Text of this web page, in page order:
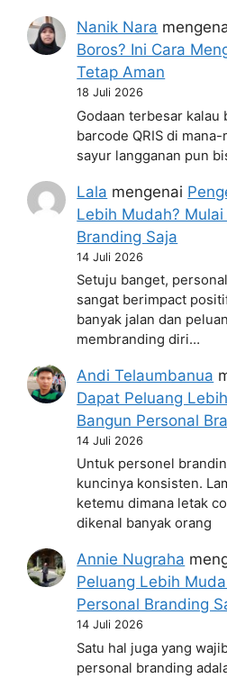
Nanik Nara
Boros? Ini Cara
Tetap Aman
18 Juli 2026
Godaan terbesar kalau
barcode QRIS di
sayur langganan pun
Lala mengenai
Lebih Mudah?
Branding Saja
14 Juli 2026
Setuju banget,
sangat berimpact
banyak jalan dan
membranding diri…
Andi Telaumbanua
Dapat Peluang
Bangun Personal
14 Juli 2026
Untuk personel
kuncinya konsisten.
ketemu dimana letak
dikenal banyak orang
Annie Nugraha
Peluang Lebih
Personal Branding
14 Juli 2026
Satu hal juga yang
personal branding